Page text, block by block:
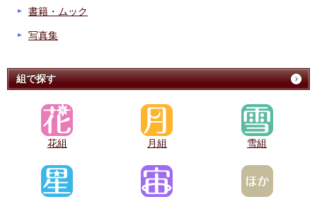
書籍・ムック
写真集
組で探す
花組 月組 雪組